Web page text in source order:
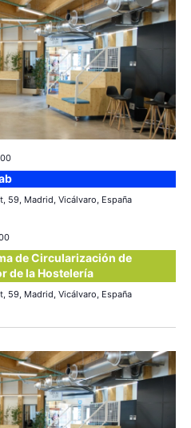
59, Madrid, Vicálvaro, España
de Circularización de
de la Hostelería
59, Madrid, Vicálvaro, España